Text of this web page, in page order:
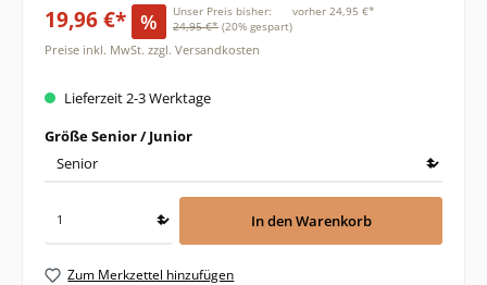
19,96 €* %
Unser Preis bisher:
24,95 €* (20% gespart)
vorher 24,95 €*
Preise inkl. MwSt. zzgl. Versandkosten
Lieferzeit 2-3 Werktage
Größe Senior / Juniorauswählen
In den Warenkorb
Zum Merkzettel hinzufügen